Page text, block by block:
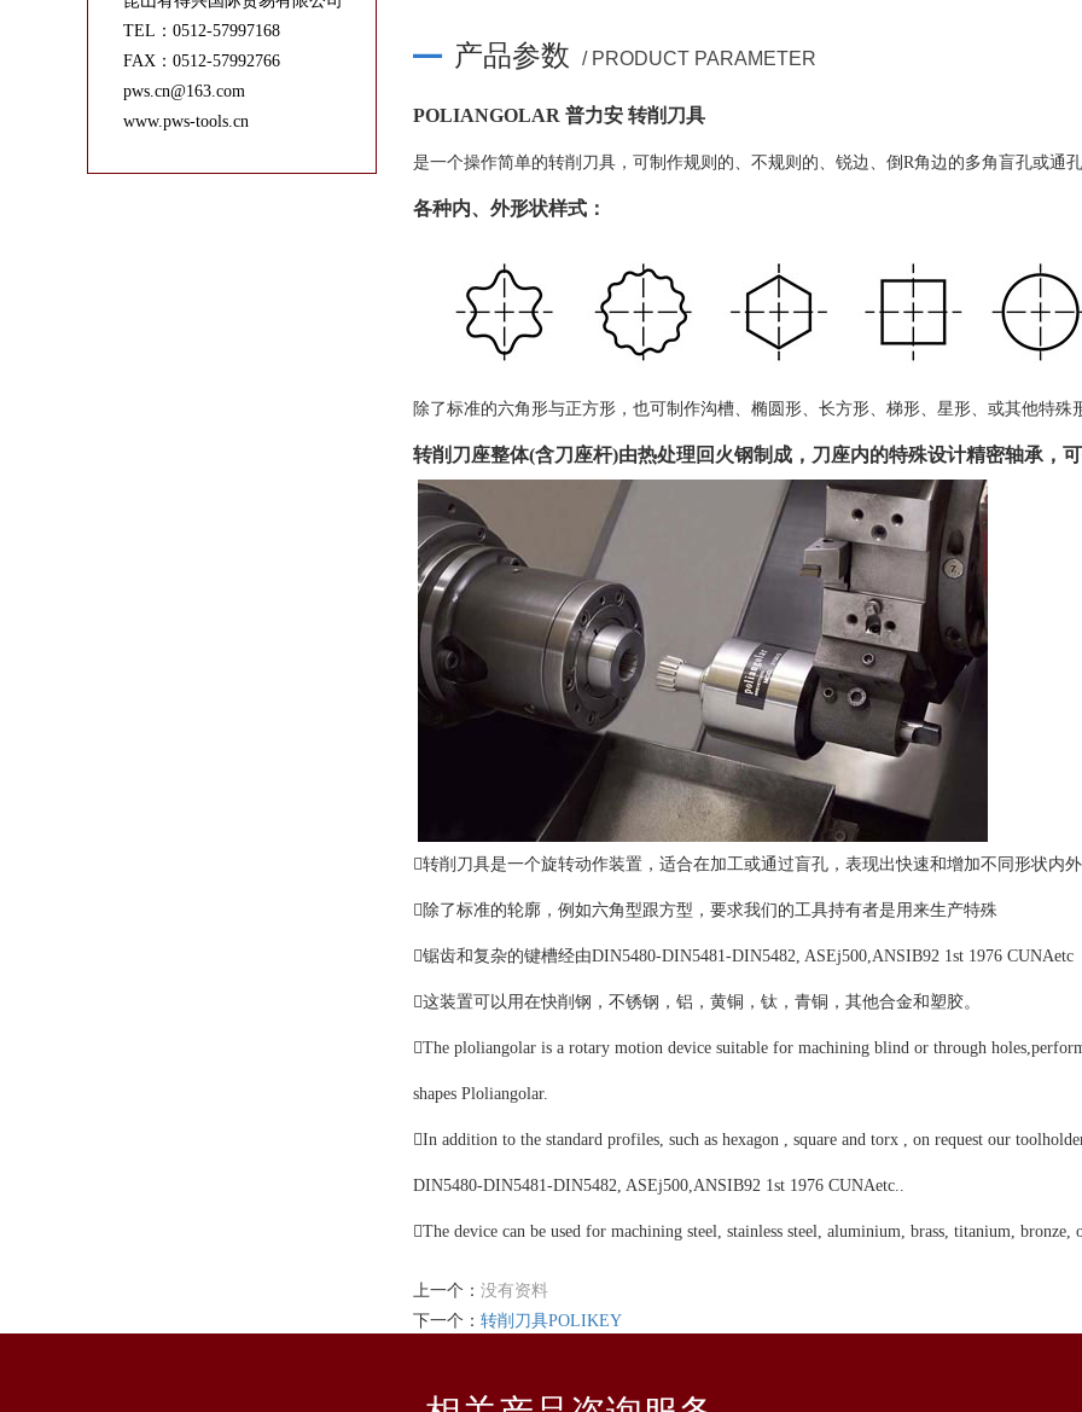
TEL：0512-57997168
FAX：0512-57992766
pws.cn@163.com
www.pws-tools.cn
产品参数 / PRODUCT PARAMETER
POLIANGOLAR 普力安 转削刀具
是一个操作简单的转削刀具，可制作规则的、不规则的、锐边、倒R角边的多角盲孔或通孔
各种内、外形状样式：
除了标准的六角形与正方形，也可制作沟槽、椭圆形、长方形、梯形、星形、或其他特殊
转削刀座整体(含刀座杆)由热处理回火钢制成，刀座内的特殊设计精密轴承，
转削刀具是一个旋转动作装置，适合在加工或通过盲孔，表现出快速和增加不同形状内
除了标准的轮廓，例如六角型跟方型，要求我们的工具持有者是用来生产特殊
锯齿和复杂的键槽经由DIN5480-DIN5481-DIN5482, ASEj500,ANSIB92 1st 1976 CUNAetc
这装置可以用在快削钢，不锈钢，铝，黄铜，钛，青铜，其他合金和塑胶。
The ploliangolar is a rotary motion device suitable for machining blind or through
shapes Ploliangolar.
In addition to the standard profiles, such as hexagon , square and torx , on request our
DIN5480-DIN5481-DIN5482, ASEj500,ANSIB92 1st 1976 CUNAetc..
The device can be used for machining steel, stainless steel, aluminium, brass, titanium, bronze,
上一个： 没有资料
下一个： 转削刀具POLIKEY